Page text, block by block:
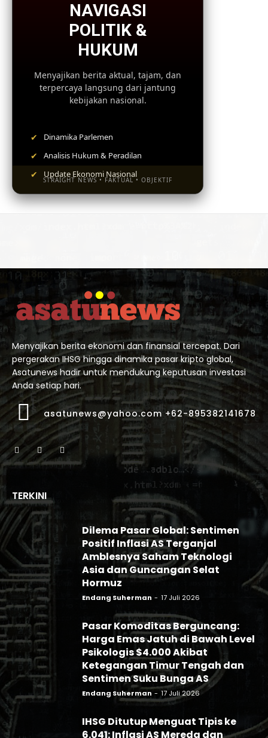
NAVIGASI
POLITIK &
HUKUM
Menyajikan berita aktual, tajam, dan
terpercaya langsung dari jantung
kebijakan nasional.
✔ Dinamika Parlemen
✔ Analisis Hukum & Peradilan
✔ Update Ekonomi Nasional
STRAIGHT NEWS • FAKTUAL • OBJEKTIF
Menyajikan berita ekonomi dan finansial tercepat. Dari
pergerakan IHSG hingga dinamika pasar kripto global,
Asatunews hadir untuk mendukung keputusan investasi
Anda setiap hari.
asatunews@yahoo.com +62-895382141678
TERKINI
Dilema Pasar Global: Sentimen
Positif Inflasi AS Terganjal
Amblesnya Saham Teknologi
Asia dan Guncangan Selat
Hormuz
Endang Suherman - 17 Juli 2026
Pasar Komoditas Berguncang:
Harga Emas Jatuh di Bawah Level
Psikologis $4.000 Akibat
Ketegangan Timur Tengah dan
Sentimen Suku Bunga AS
Endang Suherman - 17 Juli 2026
IHSG Ditutup Menguat Tipis ke
6.041: Inflasi AS Mereda dan